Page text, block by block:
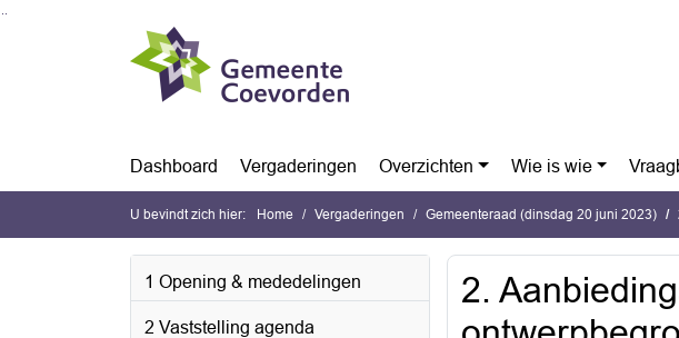
Ga naar de inhoud van deze pagina
Ga naar het zoeken
Ga naar het menu
Dashboard Vergaderingen Overzichten Wie is wie
U bevindt zich hier: Home Vergaderingen Gemeenteraad (dinsdag 20 juni 2023)
1 Opening & mededelingen
2 Vaststelling agenda
2.